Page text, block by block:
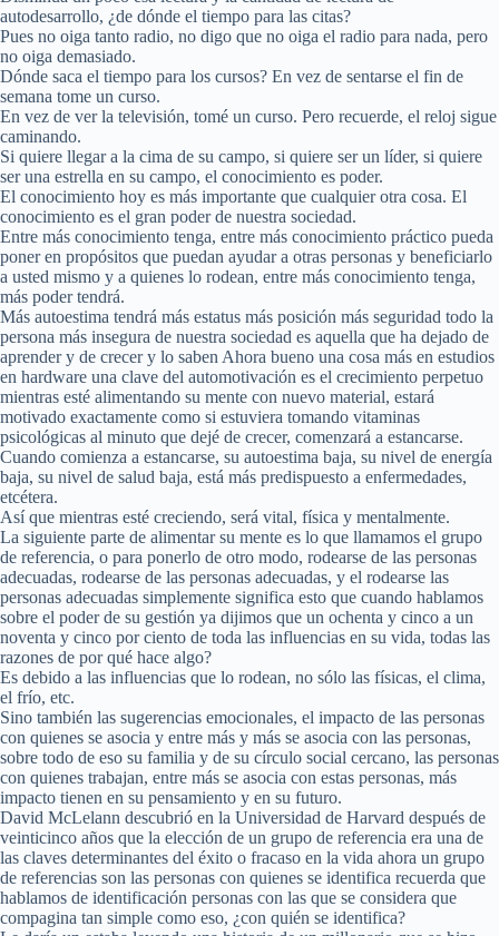
autodesarrollo, ¿de dónde el tiempo para las citas?
Pues no oiga tanto radio, no digo que no oiga el radio para nada, pero
no oiga demasiado.
Dónde saca el tiempo para los cursos? En vez de sentarse el fin de
semana tome un curso.
En vez de ver la televisión, tomé un curso. Pero recuerde, el reloj sigue
caminando.
Si quiere llegar a la cima de su campo, si quiere ser un líder, si quiere
ser una estrella en su campo, el conocimiento es poder.
El conocimiento hoy es más importante que cualquier otra cosa. El
conocimiento es el gran poder de nuestra sociedad.
Entre más conocimiento tenga, entre más conocimiento práctico pueda
poner en propósitos que puedan ayudar a otras personas y beneficiarlo
a usted mismo y a quienes lo rodean, entre más conocimiento tenga,
más poder tendrá.
Más autoestima tendrá más estatus más posición más seguridad todo la
persona más insegura de nuestra sociedad es aquella que ha dejado de
aprender y de crecer y lo saben Ahora bueno una cosa más en estudios
en hardware una clave del automotivación es el crecimiento perpetuo
mientras esté alimentando su mente con nuevo material, estará
motivado exactamente como si estuviera tomando vitaminas
psicológicas al minuto que dejé de crecer, comenzará a estancarse.
Cuando comienza a estancarse, su autoestima baja, su nivel de energía
baja, su nivel de salud baja, está más predispuesto a enfermedades,
etcétera.
Así que mientras esté creciendo, será vital, física y mentalmente.
La siguiente parte de alimentar su mente es lo que llamamos el grupo
de referencia, o para ponerlo de otro modo, rodearse de las personas
adecuadas, rodearse de las personas adecuadas, y el rodearse las
personas adecuadas simplemente significa esto que cuando hablamos
sobre el poder de su gestión ya dijimos que un ochenta y cinco a un
noventa y cinco por ciento de toda las influencias en su vida, todas las
razones de por qué hace algo?
Es debido a las influencias que lo rodean, no sólo las físicas, el clima,
el frío, etc.
Sino también las sugerencias emocionales, el impacto de las personas
con quienes se asocia y entre más y más se asocia con las personas,
sobre todo de eso su familia y de su círculo social cercano, las personas
con quienes trabajan, entre más se asocia con estas personas, más
impacto tienen en su pensamiento y en su futuro.
David McLelann descubrió en la Universidad de Harvard después de
veinticinco años que la elección de un grupo de referencia era una de
las claves determinantes del éxito o fracaso en la vida ahora un grupo
de referencias son las personas con quienes se identifica recuerda que
hablamos de identificación personas con las que se considera que
compagina tan simple como eso, ¿con quién se identifica?